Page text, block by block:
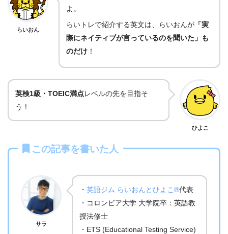
らいおん
よ。
らいトレで紹介する英文は、らいおんが 「実
際にネイティブが言っているのを聞いた」も
のだけ ！
英検1級・TOEIC満点レベルの先を目指そ
う！
ひよこ
この記事を書いた人
サラ
・ 英語ジム らいおんとひよこ®代表
・コロンビア大学 大学院卒：英語教
授法修士
・ETS (Educational Testing Service)